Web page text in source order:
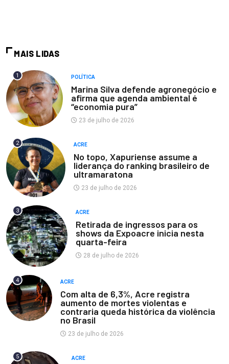
MAIS LIDAS
1 POLÍTICA
Marina Silva defende agronegócio e
afirma que agenda ambiental é
“economia pura”
23 de julho de 2026
2 ACRE
No topo, Xapuriense assume a
liderança do ranking brasileiro de
ultramaratona
23 de julho de 2026
3 ACRE
Retirada de ingressos para os
shows da Expoacre inicia nesta
quarta-feira
28 de julho de 2026
4 ACRE
Com alta de 6,3%, Acre registra
aumento de mortes violentas e
contraria queda histórica da violência
no Brasil
23 de julho de 2026
5 ACRE